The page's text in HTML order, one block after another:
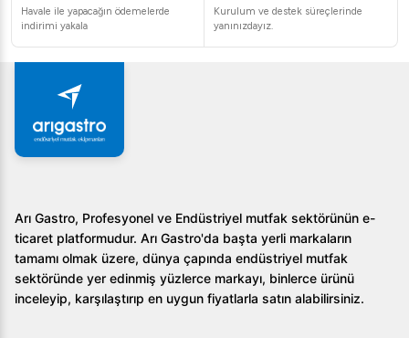
Havale ile yapacağın ödemelerde
indirimi yakala
Kurulum ve destek süreçlerinde
yanınızdayız.
Arı Gastro, Profesyonel ve Endüstriyel mutfak sektörünün e-
ticaret platformudur. Arı Gastro'da başta yerli markaların
tamamı olmak üzere, dünya çapında endüstriyel mutfak
sektöründe yer edinmiş yüzlerce markayı, binlerce ürünü
inceleyip, karşılaştırıp en uygun fiyatlarla satın alabilirsiniz.